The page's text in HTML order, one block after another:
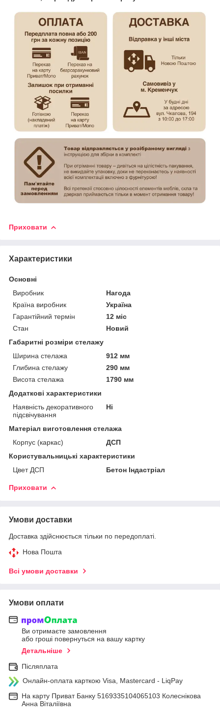
Приховати
Характеристики
Основні
Виробник
Нагода
Країна виробник
Україна
Гарантійний термін
12 міс
Стан
Новий
Габаритні розміри стелажу
Ширина стелажа
912 мм
Глибина стелажу
290 мм
Висота стелажа
1790 мм
Додаткові характеристики
Наявність декоративного
підсвічування
Ні
Матеріал виготовлення стелажа
Корпус (каркас)
ДСП
Користувальницькі характеристики
Цвет ДСП
Бетон Індастріал
Приховати
Умови доставки
Доставка здійснюється тільки по передоплаті.
Нова Пошта
Всі умови доставки
Умови оплати
Ви отримаєте замовлення
або гроші повернуться на вашу картку
Детальніше
Післяплата
Онлайн-оплата карткою Visa, Mastercard - LiqPay
На карту Приват Банку 5169335104065103 Колеснікова
Анна Віталіївна